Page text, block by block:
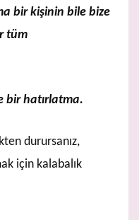
bir kişinin bile bize
tüm
bir hatırlatma.
durursanız,
için kalabalık